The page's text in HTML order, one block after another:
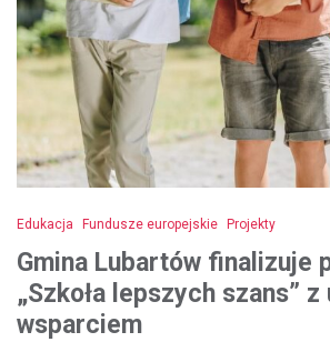
Edukacja Fundusze europejskie Projekty
Gmina Lubartów finalizuje
„Szkoła lepszych szans” z
wsparciem